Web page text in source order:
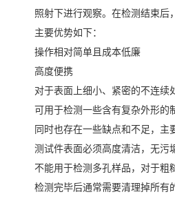
照射下进行观察。在检测结束后
主要优势如下：
操作相对简单且成本低廉
高度便携
对于表面上细小、紧密的不连续
可用于检测一些含有复杂外形的
同时也存在一些缺点和不足，主
测试件表面必须高度清洁，无污
不能用于检测多孔样品，对于粗
检测完毕后通常需要清理掉所有